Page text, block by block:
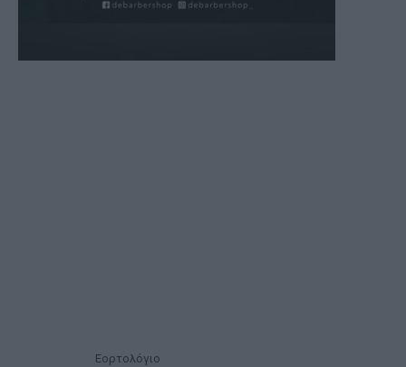
Εορτολόγιο